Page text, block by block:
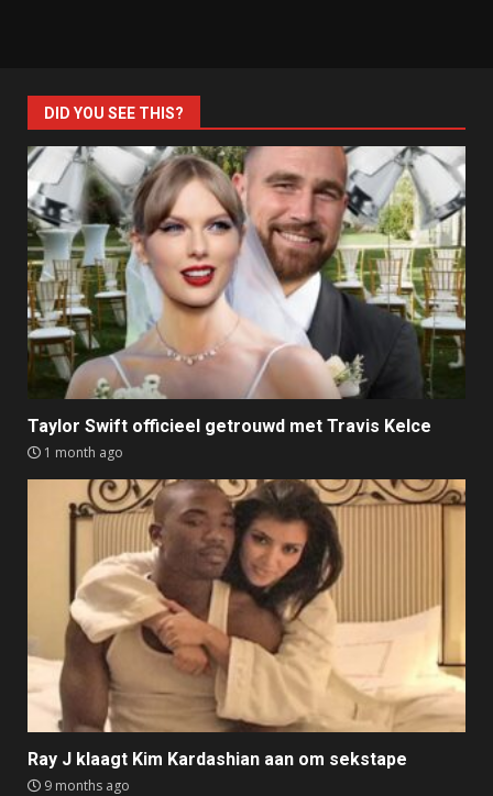
DID YOU SEE THIS?
Taylor Swift officieel getrouwd met Travis Kelce
1 month ago
Ray J klaagt Kim Kardashian aan om sekstape
9 months ago